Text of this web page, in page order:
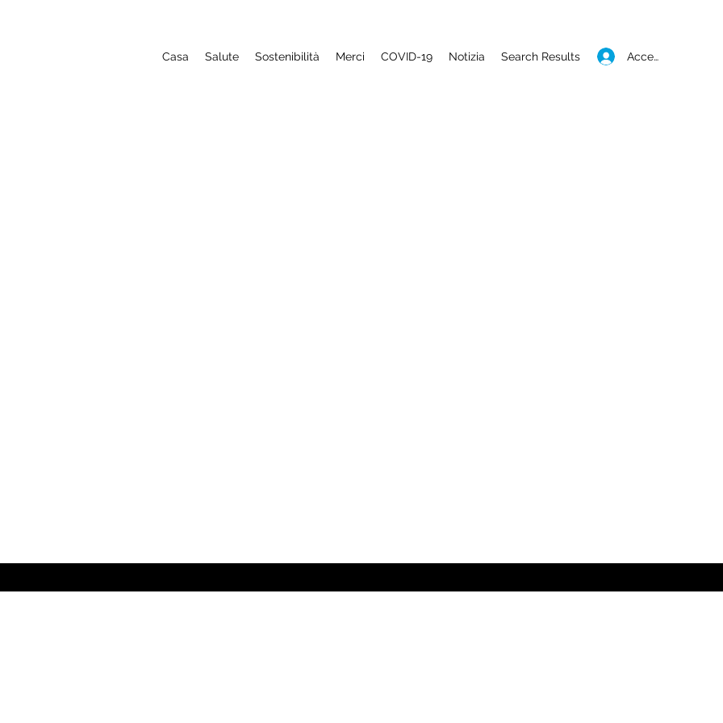
Accedi
Casa Salute Sostenibilità Merci COVID-19 Notizia Search Results